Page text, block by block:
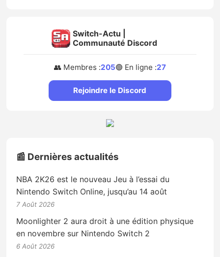
Switch-Actu |
Communauté Discord
👥 Membres :205🟢 En ligne :27
Rejoindre le Discord
📰 Dernières actualités
NBA 2K26 est le nouveau Jeu à l’essai du
Nintendo Switch Online, jusqu’au 14 août
7 Août 2026
Moonlighter 2 aura droit à une édition physique
en novembre sur Nintendo Switch 2
6 Août 2026